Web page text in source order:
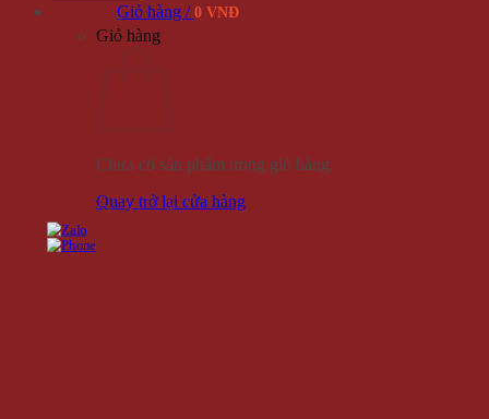
Giỏ hàng / 0 VNĐ
Giỏ hàng
Chưa có sản phẩm trong giỏ hàng.
Quay trở lại cửa hàng